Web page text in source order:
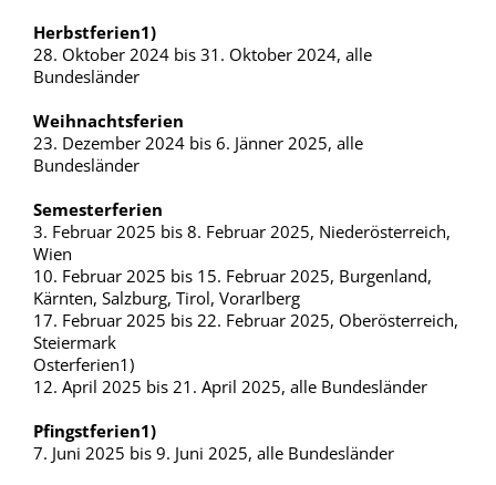
Herbstferien1)
28. Oktober 2024 bis 31. Oktober 2024, alle
Bundesländer
Weihnachtsferien
23. Dezember 2024 bis 6. Jänner 2025, alle
Bundesländer
Semesterferien
3. Februar 2025 bis 8. Februar 2025, Niederösterreich,
Wien
10. Februar 2025 bis 15. Februar 2025, Burgenland,
Kärnten, Salzburg, Tirol, Vorarlberg
17. Februar 2025 bis 22. Februar 2025, Oberösterreich,
Steiermark
Osterferien1)
12. April 2025 bis 21. April 2025, alle Bundesländer
Pfingstferien1)
7. Juni 2025 bis 9. Juni 2025, alle Bundesländer